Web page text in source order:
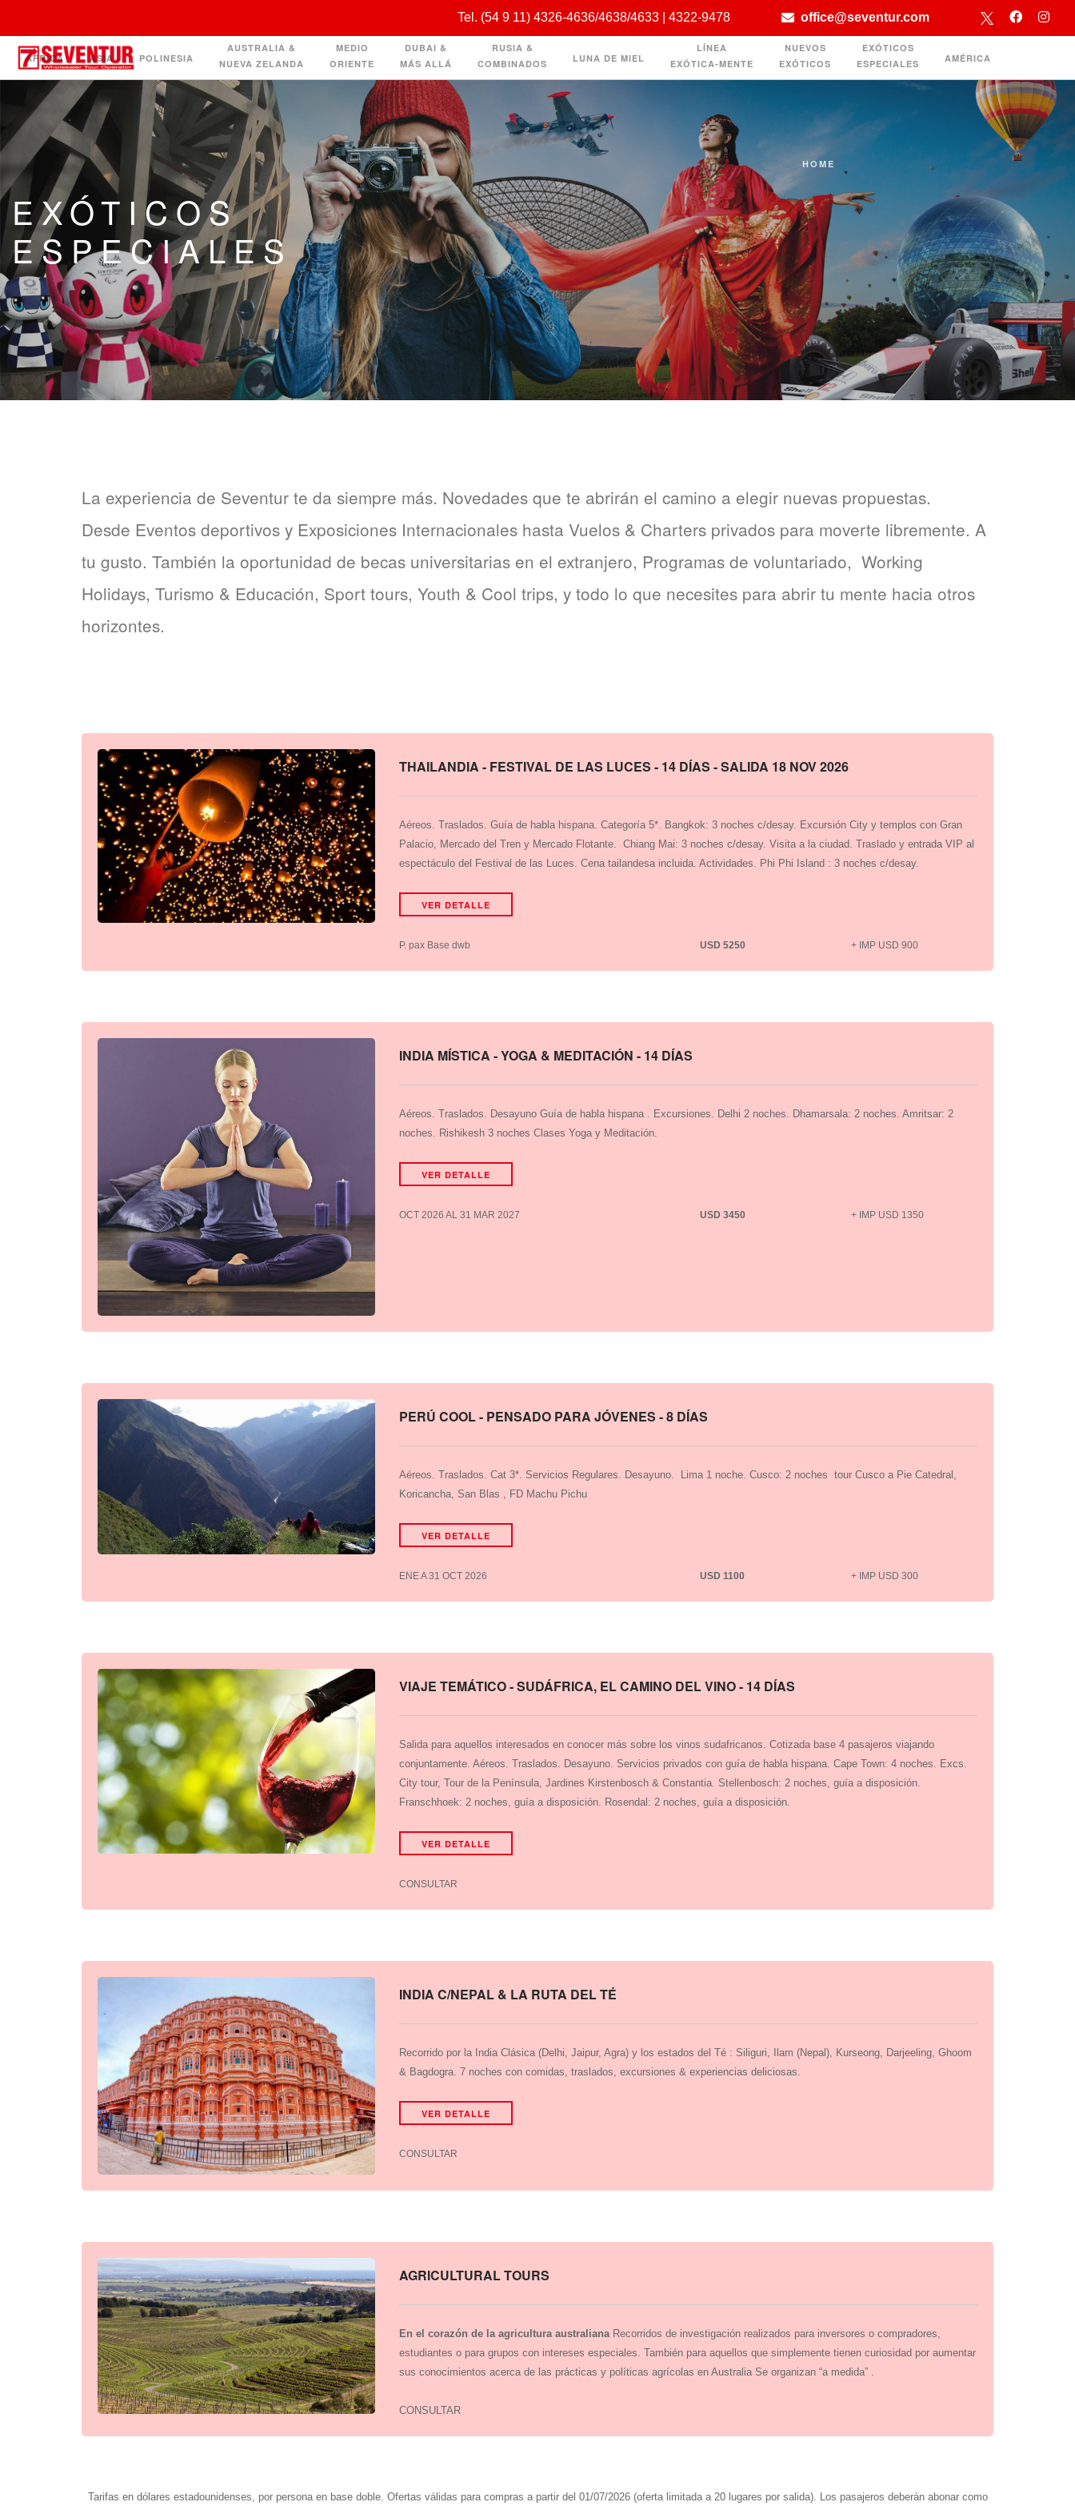
office@seventur.com
Tel. (54 9 11) 4326-4636/4638/4633 | 4322-9478
ÁFRICA ASIA POLINESIA
AUSTRALIA &
NUEVA ZELANDA
MEDIO
ORIENTE
DUBAI &
MÁS ALLÁ
RUSIA &
COMBINADOS
LUNA DE MIEL
LÍNEA
EXÓTICA-MENTE
NUEVOS
EXÓTICOS
EXÓTICOS
ESPECIALES
AMÉRICA
INSTITUCIONAL
EXÓTICOS
ESPECIALES
HOME
La experiencia de Seventur te da siempre más. Novedades que te abrirán el camino a elegir nuevas propuestas.
Desde Eventos deportivos y Exposiciones Internacionales hasta Vuelos & Charters privados para moverte libremente. A
tu gusto. También la oportunidad de becas universitarias en el extranjero, Programas de voluntariado, Working
Holidays, Turismo & Educación, Sport tours, Youth & Cool trips, y todo lo que necesites para abrir tu mente hacia otros
horizontes.
THAILANDIA - FESTIVAL DE LAS LUCES - 14 DÍAS - SALIDA 18 NOV 2026
Aéreos. Traslados. Guía de habla hispana. Categoría 5*. Bangkok: 3 noches c/desay. Excursión City y templos con Gran
Palacio, Mercado del Tren y Mercado Flotante. Chiang Mai: 3 noches c/desay. Visita a la ciudad. Traslado y entrada VIP al
espectáculo del Festival de las Luces. Cena tailandesa incluida. Actividades. Phi Phi Island : 3 noches c/desay.
VER DETALLE
P. pax Base dwb USD 5250 + IMP USD 900
INDIA MÍSTICA - YOGA & MEDITACIÓN - 14 DÍAS
Aéreos. Traslados. Desayuno Guía de habla hispana . Excursiones. Delhi 2 noches. Dhamarsala: 2 noches. Amritsar: 2
noches. Rishikesh 3 noches Clases Yoga y Meditación.
VER DETALLE
OCT 2026 AL 31 MAR 2027 USD 3450 + IMP USD 1350
PERÚ COOL - PENSADO PARA JÓVENES - 8 DÍAS
Aéreos. Traslados. Cat 3*. Servicios Regulares. Desayuno. Lima 1 noche. Cusco: 2 noches tour Cusco a Pie Catedral,
Koricancha, San Blas , FD Machu Pichu
VER DETALLE
ENE A 31 OCT 2026 USD 1100 + IMP USD 300
VIAJE TEMÁTICO - SUDÁFRICA, EL CAMINO DEL VINO - 14 DÍAS
Salida para aquellos interesados en conocer más sobre los vinos sudafricanos. Cotizada base 4 pasajeros viajando
conjuntamente. Aéreos. Traslados. Desayuno. Servicios privados con guía de habla hispana. Cape Town: 4 noches. Excs.
City tour, Tour de la Península, Jardines Kirstenbosch & Constantia. Stellenbosch: 2 noches, guía a disposición.
Franschhoek: 2 noches, guía a disposición. Rosendal: 2 noches, guía a disposición.
VER DETALLE
CONSULTAR
INDIA C/NEPAL & LA RUTA DEL TÉ
Recorrido por la India Clásica (Delhi, Jaipur, Agra) y los estados del Té : Siliguri, Ilam (Nepal), Kurseong, Darjeeling, Ghoom
& Bagdogra. 7 noches con comidas, traslados, excursiones & experiencias deliciosas.
VER DETALLE
CONSULTAR
AGRICULTURAL TOURS
En el corazón de la agricultura australianaRecorridos de investigación realizados para inversores o compradores,
estudiantes o para grupos con intereses especiales. También para aquellos que simplemente tienen curiosidad por aumentar
sus conocimientos acerca de las prácticas y políticas agrícolas en Australia Se organizan “a medida” .
CONSULTAR
Tarifas en dólares estadounidenses, por persona en base doble. Ofertas válidas para compras a partir del 01/07/2026 (oferta limitada a 20 lugares por salida). Los pasajeros deberán abonar como